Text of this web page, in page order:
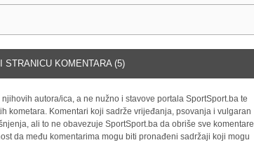
STRANICU KOMENTARA (5)
autora/ica, a ne nužno i stavove portala SportSport.ba te
kometara. Komentari koji sadrže vrijeđanja, psovanja i vulgaran
ali to ne obavezuje SportSport.ba da obriše sve komentare
da među komentarima mogu biti pronađeni sadržaji koji mogu